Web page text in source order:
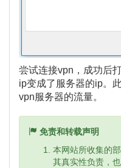
尝试连接vpn，成功后
ip变成了服务器的ip。
vpn服务器的流量。
免责和转载声明
本网站所收集的
其真实性负责，